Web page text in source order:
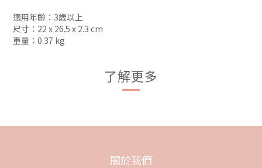
適用年齡：3歲以上
尺寸：22 x 26.5 x 2.3 cm
重量：0.37 kg
了解更多
關於我們